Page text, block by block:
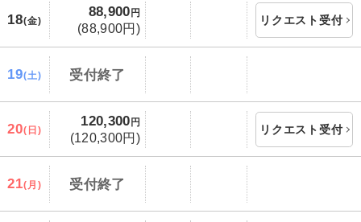
18(金)
88,900 円
(88,900円)
リクエスト受付
19(土) 受付終了
20(日)
120,300 円
(120,300円)
リクエスト受付
21(月) 受付終了
3,000円、子供（2歳以上12歳未満）3,000円